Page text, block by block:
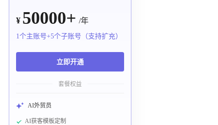
¥ 50000+ /年
1个主账号+5个子账号（支持扩充）
立即开通
套餐权益
AI外贸员
AI获客模板定制